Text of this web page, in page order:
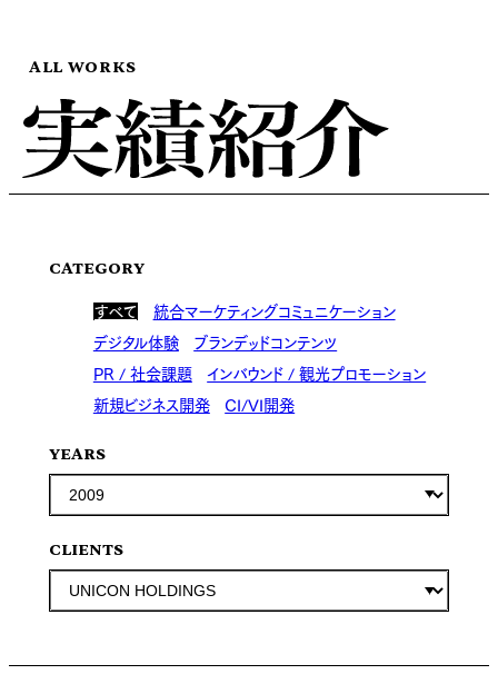
ALL WORKS
CATEGORY
すべて
統合マーケティングコミュニケーション
デジタル体験
ブランデッドコンテンツ
PR / 社会課題 インバウンド / 観光プロモーション
新規ビジネス開発 CI/VI開発
YEARS
CLIENTS